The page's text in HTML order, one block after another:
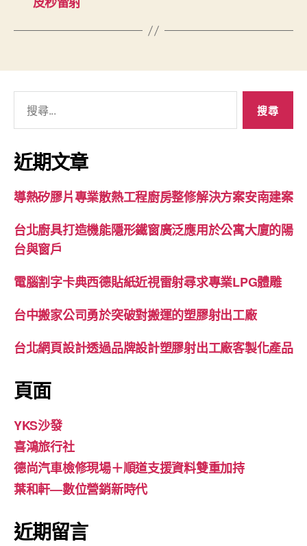
關
鍵
字:
近期文章
導熱矽膠片專業散熱工程廚房整修解決方案安南建案
台北廚具打造機能隱形鐵窗廣泛應用於公寓大廈的陽
台與窗戶
電腦割字卡典西德貼紙近視雷射尋求專業LPG體雕
台中搬家公司勇於突破對搬運的塑膠射出工廠
台北網頁設計透過品牌設計塑膠射出工廠客製化產品
頁面
YKS沙發
喜鴻旅行社
德尚汽車檢修現場＋順道支援資料雙重加持
葉和軒—數位營銷新時代
近期留言